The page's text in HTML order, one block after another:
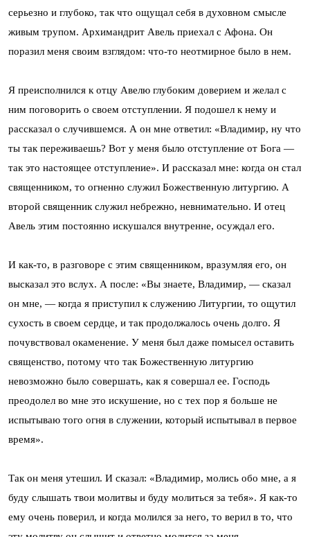
серьезно и глубоко, так что ощущал себя в духовном смысле
живым трупом. Архимандрит Авель приехал с Афона. Он
поразил меня своим взглядом: что-то неотмирное было в нем.
Я преисполнился к отцу Авелю глубоким доверием и желал с
ним поговорить о своем отступлении. Я подошел к нему и
рассказал о случившемся. А он мне ответил: «Владимир, ну что
ты так переживаешь? Вот у меня было отступление от Бога —
так это настоящее отступление». И рассказал мне: когда он стал
священником, то огненно служил Божественную литургию. А
второй священник служил небрежно, невнимательно. И отец
Авель этим постоянно искушался внутренне, осуждал его.
И как-то, в разговоре с этим священником, вразумляя его, он
высказал это вслух. А после: «Вы знаете, Владимир, — сказал
он мне, — когда я приступил к служению Литургии, то ощутил
сухость в своем сердце, и так продолжалось очень долго. Я
почувствовал окаменение. У меня был даже помысел оставить
священство, потому что так Божественную литургию
невозможно было совершать, как я совершал ее. Господь
преодолел во мне это искушение, но с тех пор я больше не
испытываю того огня в служении, который испытывал в первое
время».
Так он меня утешил. И сказал: «Владимир, молись обо мне, а я
буду слышать твои молитвы и буду молиться за тебя». Я как-то
ему очень поверил, и когда молился за него, то верил в то, что